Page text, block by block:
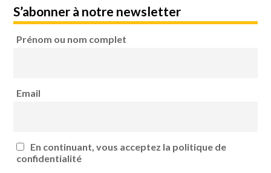
S’abonner à notre newsletter
Prénom ou nom complet
Email
En continuant, vous acceptez la politique de
confidentialité